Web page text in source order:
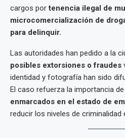
cargos portenencia ilegal de
microcomercialización de
para delinquir.
Las autoridades han pedido a la
posibles extorsiones o fraudes
identidad y fotografía han sido
El caso refuerza la importancia
enmarcados en el estado de
reducir los niveles de criminalidad